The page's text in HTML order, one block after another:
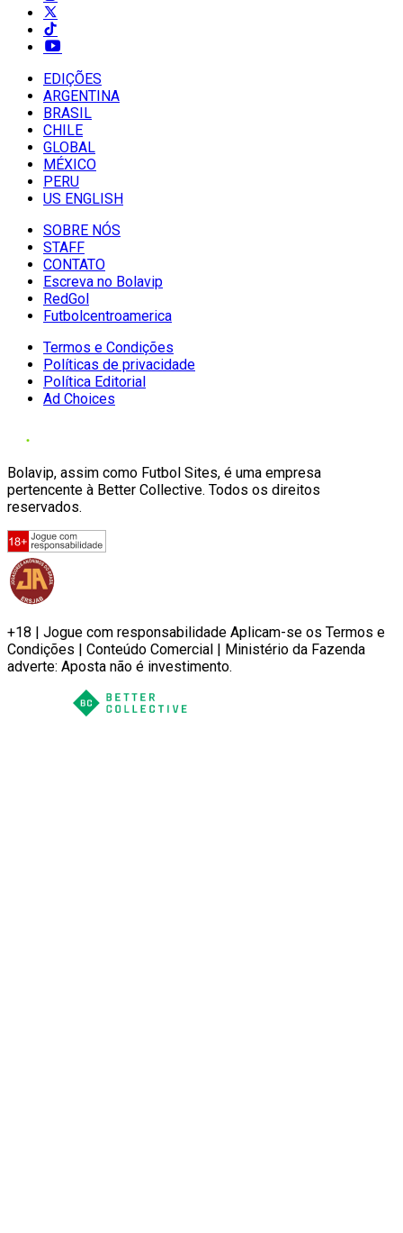
EDIÇÕES
ARGENTINA
BRASIL
CHILE
GLOBAL
MÉXICO
PERU
US ENGLISH
SOBRE NÓS
STAFF
CONTATO
Escreva no Bolavip
RedGol
Futbolcentroamerica
Termos e Condições
Políticas de privacidade
Política Editorial
Ad Choices
Bolavip, assim como Futbol Sites, é uma empresa
pertencente à Better Collective. Todos os direitos
reservados.
+18 | Jogue com responsabilidade Aplicam-se os Termos e
Condições | Conteúdo Comercial | Ministério da Fazenda
adverte: Aposta não é investimento.